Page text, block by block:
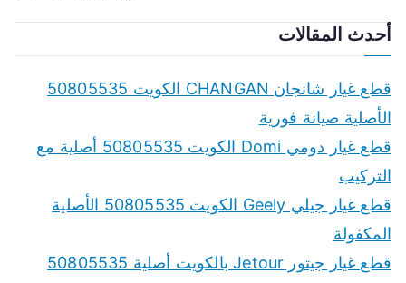
أحدث المقالات
قطع غيار شانجان CHANGAN الكويت 50805535
الأصلية صيانة فورية
قطع غيار دومي Domi الكويت 50805535 أصلية مع
التركيب
قطع غيار جيلي Geely الكويت 50805535 الأصلية
المكفولة
قطع غيار جيتور Jetour بالكويت أصلية 50805535